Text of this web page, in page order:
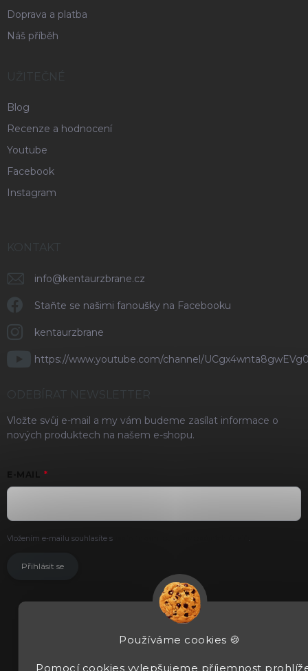
Používáme cookies 🍪
Pomocí cookies vylepšujeme příjemnost
Doprava a platba
Náš příběh
UŽITEČNÉ
Blog
Recenze a hodnocení
Youtube
Facebook
Instagram
KONTAKT
info@kentaurzbrane.cz
Staňte se našimi fanoušky na Facebooku
kentaurzbrane
https://www.youtube.com/channel/
ODEBÍRAT NEWSLETTER
Vložte svůj e-mail a my vám budeme zasílat informace o
nových produktech na našem e-shopu.
Vložením e-mailu souhlasíte s
Přihlásit se